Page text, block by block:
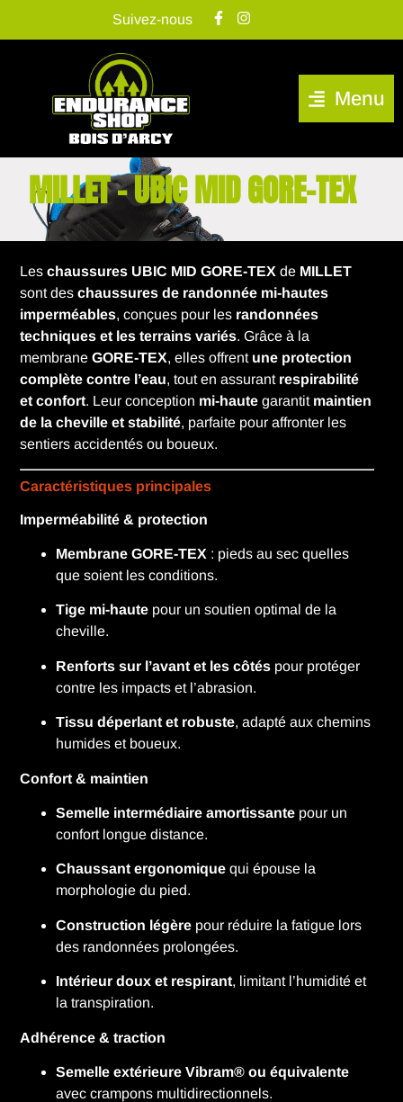
Suivez-nous
Menu
MILLET – UBIC MID GORE-TEX
Leschaussures UBIC MID GORE-TEX de MILLET
sont deschaussures de randonnée mi-hautes
imperméables, conçues pour les randonnées
techniques et les terrains variés. Grâce à la
membraneGORE-TEX, elles offrent une protection
complète contre l’eau, tout en assurant respirabilité
et confort. Leur conception mi-haute garantit maintien
de la cheville et stabilité, parfaite pour affronter les
sentiers accidentés ou boueux.
Caractéristiques principales
Imperméabilité & protection
Membrane GORE-TEX : pieds au sec quelles
que soient les conditions.
Tige mi-haute pour un soutien optimal de la
cheville.
Renforts sur l’avant et les côtés pour protéger
contre les impacts et l’abrasion.
Tissu déperlant et robuste, adapté aux chemins
humides et boueux.
Confort & maintien
Semelle intermédiaire amortissante pour un
confort longue distance.
Chaussant ergonomique qui épouse la
morphologie du pied.
Construction légère pour réduire la fatigue lors
des randonnées prolongées.
Intérieur doux et respirant, limitant l’humidité et
la transpiration.
Adhérence & traction
Semelle extérieure Vibram® ou équivalente
avec crampons multidirectionnels.